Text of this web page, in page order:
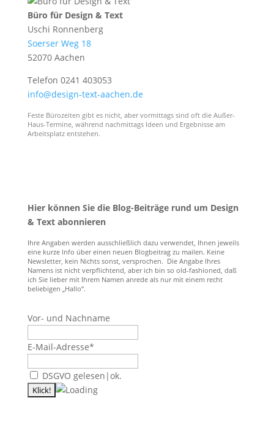
Büro für Design & Text
Uschi Ronnenberg
Soerser Weg 18
52070 Aachen
Telefon 0241 403053
info@design-text-aachen.de
Feste Bürozeiten gibt es nicht, aber vormittags sind oft die Außer-
Haus-Termine, während nachmittags Ideen und Ergebnisse am
Arbeitsplatz entstehen.
Hier können Sie die Blog-Beiträge rund um Design
& Text abonnieren
Ihre Angaben werden ausschließlich dazu verwendet, Ihnen jeweils
eine kurze Info über einen neuen Blogbeitrag zu mailen. Keine
Newsletter, kein Nichts sonst, versprochen. Die Angabe Ihres
Namens ist nicht verpflichtend, aber ich bin so old-fashioned, daß
ich Sie lieber mit Ihrem Namen anrede als nur mit einem recht
beliebigen „Hallo“.
Vor- und Nachname
E-Mail-Adresse*
DSGVO gelesen|ok.